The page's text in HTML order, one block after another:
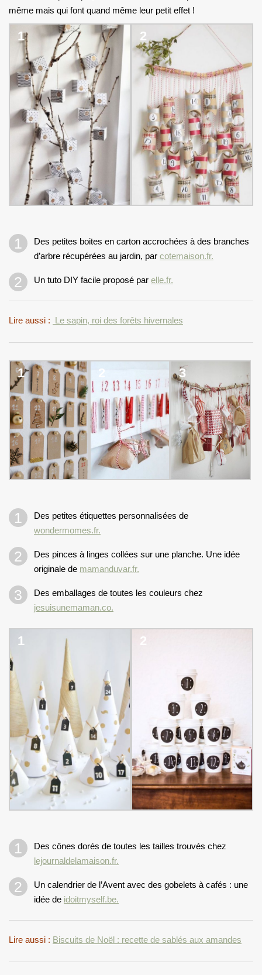
même mais qui font quand même leur petit effet !
1 2
Des petites boites en carton accrochées à des branches
d’arbre récupérées au jardin, par cotemaison.fr.
Un tuto DIY facile proposé par elle.fr.
Lire aussi : Le sapin, roi des forêts hivernales
1 2 3
Des petites étiquettes personnalisées de
wondermomes.fr.
Des pinces à linges collées sur une planche. Une idée
originale de mamanduvar.fr.
Des emballages de toutes les couleurs chez
jesuisunemaman.co.
1 2
Des cônes dorés de toutes les tailles trouvés chez
lejournaldelamaison.fr.
Un calendrier de l’Avent avec des gobelets à cafés : une
idée de idoitmyself.be.
Lire aussi : Biscuits de Noël : recette de sablés aux amandes